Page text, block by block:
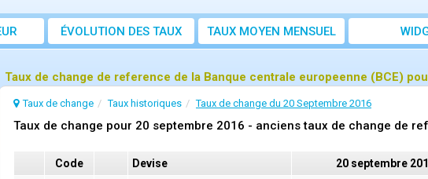
ÉVOLUTION DES TAUX TAUX MOYEN MENSUEL
Taux de change de reference de la Banque centrale europeenne (BCE)
Taux de change Taux historiques Taux de change du 20 Septembre 2016
Taux de change pour 20 septembre 2016 - anciens taux de change de
Code Devise 20 septembre